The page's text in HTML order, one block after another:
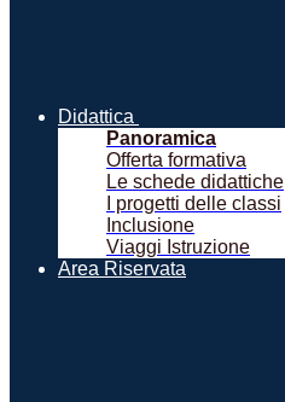
Didattica
Panoramica
Offerta formativa
Le schede didattiche
I progetti delle classi
Inclusione
Viaggi Istruzione
Area Riservata